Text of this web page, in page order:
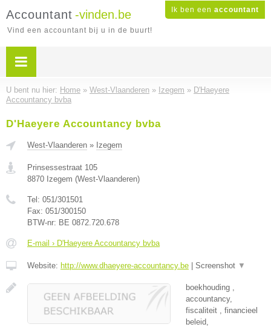
Ik ben een accountant
Accountant -vinden.be
Vind een accountant bij u in de buurt!
U bent nu hier: Home » West-Vlaanderen » Izegem » D'Haeyere
Accountancy bvba
D'Haeyere Accountancy bvba
West-Vlaanderen » Izegem
Prinsessestraat 105
8870 Izegem (West-Vlaanderen)
Tel: 051/301501
Fax: 051/300150
BTW-nr: BE 0872.720.678
E-mail › D'Haeyere Accountancy bvba
Website: http://www.dhaeyere-accountancy.be Screenshot ▼
boekhouding ,
accountancy,
fiscaliteit , financieel
beleid,